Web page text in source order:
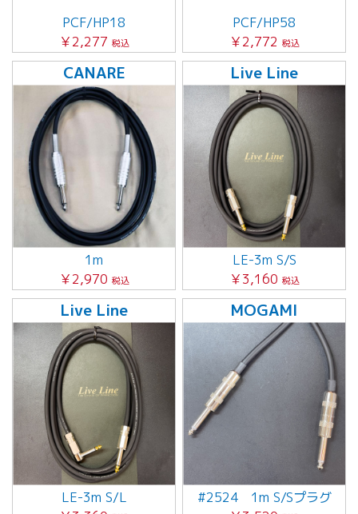
PCF/HP18
￥2,277 税込
PCF/HP58
￥2,772 税込
CANARE
1m
￥2,970 税込
Live Line
LE-3m S/S
￥3,160 税込
Live Line
LE-3m S/L
MOGAMI
#2524 1m S/Sプラグ